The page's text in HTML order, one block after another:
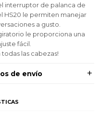
interruptor de palanca de
HS20 le permiten manejar
a gusto.
le proporciona una
fácil.
las cabezas!
de envío